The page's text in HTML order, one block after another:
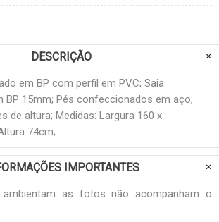
DESCRIÇÃO
em BP com perfil em PVC; Saia
BP 15mm; Pés confeccionados em aço;
de altura; Medidas: Largura 160 x
74cm;
IMPORTANTES
as fotos não acompanham o